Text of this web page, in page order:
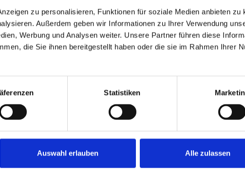
zu personalisieren, Funktionen für soziale Medien anbieten zu
Außerdem geben wir Informationen zu Ihrer Verwendung
Werbung und Analysen weiter. Unsere Partner führen diese
die Sie ihnen bereitgestellt haben oder die sie im Rahmen Ihrer
Statistiken
Auswahl erlauben Alle zulassen
EXPOSÉ
Bereits verkauft! Wundervolles
Einfamilienhaus
305 m²
6
WB-607